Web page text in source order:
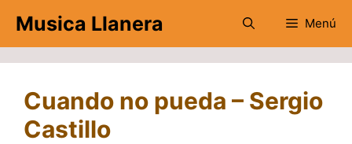
contenido
Musica Llanera Menú
Cuando no pueda – Sergio
Castillo